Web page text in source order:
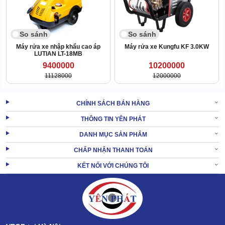
Kể cả các vị trí khó rửa như bánh xe, gầm xe,... HD 6/15 C *EU
cũng len lỏi vào sâu và dùng áp lực nước cực mạnh để vệ sinh
triệt để.
2.3 Trong công nghiệp
Máy có chế độ áp suất cao để dùng trong công nghiệp. Giúp tẩy
So sánh
Máy rửa xe nhập khẩu cao áp
LUTIAN LT-18MB
9400000
11128000
So sánh
Máy rửa xe Kungfu KF 3.0KW
10200000
12000000
CHÍNH SÁCH BÁN HÀNG
THÔNG TIN YÊN PHÁT
DANH MỤC SẢN PHẨM
CHẤP NHẬN THANH TOÁN
KẾT NỐI VỚI CHÚNG TÔI